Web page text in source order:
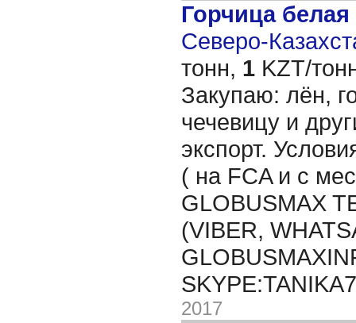
Горчица белая
Северо-
тонн, 1 KZT/
Закупаю: лён,
чечевицу и
экспорт.
( на FCA и с
GLOBUSMAX
(VIBER,
2017